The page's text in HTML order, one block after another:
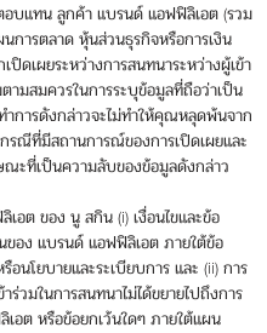
บแทน ลูกค้า แบรนด์ แอฟฟิลิเอต (รวม
การตลาด หุ้นส่วนธุรกิจหรือการเงิน
ดเผยระหว่างการสนทนาระหว่างผู้เข้า
มสมควรในการระบุข้อมูลที่ถือว่าเป็น
การดังกล่าวจะไม่ทำให้คุณหลุดพ้นจาก
ณีที่มีสถานการณ์ของการเปิดเผยและ
ะที่เป็นความลับของข้อมูลดังกล่าว
ของ นู สกิน (i) เงื่อนไขและข้อ
ของ แบรนด์ แอฟฟิลิเอต ภายใต้ข้อ
นโยบายและระเบียบการ และ (ii) การ
ร่วมในการสนทนาไม่ได้ขยายไปถึงการ
อต หรือข้อยกเว้นใดๆ ภายใต้แผน